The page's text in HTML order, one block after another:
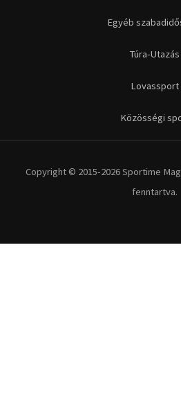
Egyéb
Túra-Utazás
Lovassport
Közösségi
Copyright © 2015-2026 Sportime
fenntartva.